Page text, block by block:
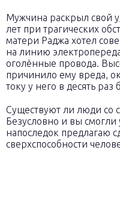
Мужчина раскрыл свой
лет при трагических
матери Раджа хотел
на линию
оголённые провода.
причинило ему вреда,
току у него в десять
Существуют ли люди со
Безусловно и вы
напоследок предлагаю
сверхспособности